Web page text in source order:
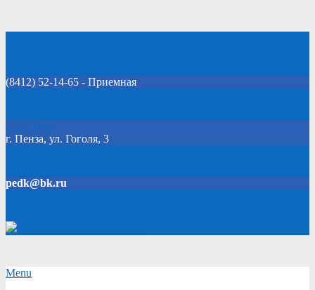
(8412) 52-14-65 - Приемная
Click Here
г. Пенза, ул. Гоголя, 3
pedk@bk.ru
Secondary
Menu